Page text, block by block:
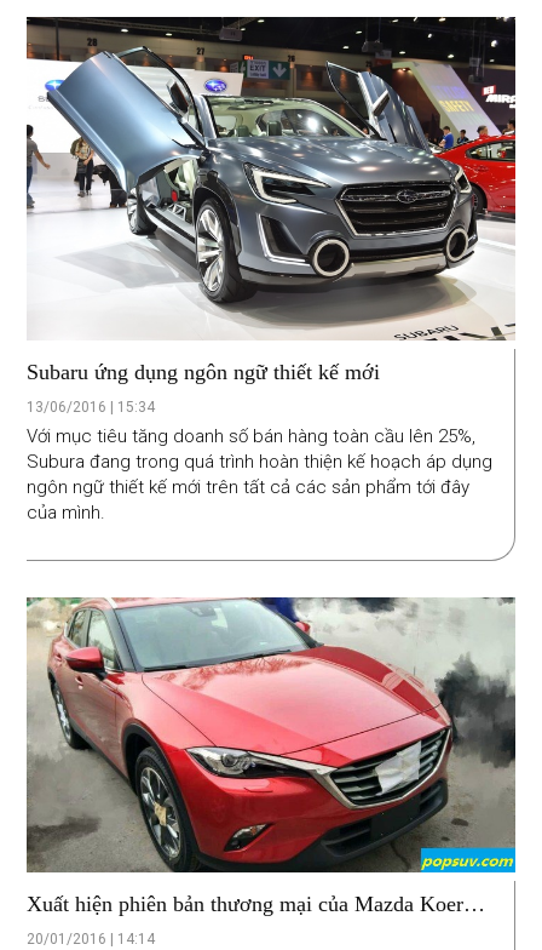
Subaru ứng dụng ngôn ngữ thiết kế mới
13/06/2016 | 15:34
Với mục tiêu tăng doanh số bán hàng toàn cầu lên 25%,
Subura đang trong quá trình hoàn thiện kế hoạch áp dụng
ngôn ngữ thiết kế mới trên tất cả các sản phẩm tới đây
của mình.
Xuất hiện phiên bản thương mại của Mazda Koeru
Concept
20/01/2016 | 14:14